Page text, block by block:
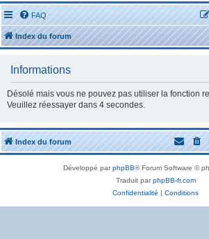
FAQ
Index du forum
Informations
Désolé mais vous ne pouvez pas utiliser la fonction
Veuillez réessayer dans 4 secondes.
Index du forum
Développé parphpBB® Forum Software ©
Traduit parphpBB-fr.com
Confidentialité | Conditions